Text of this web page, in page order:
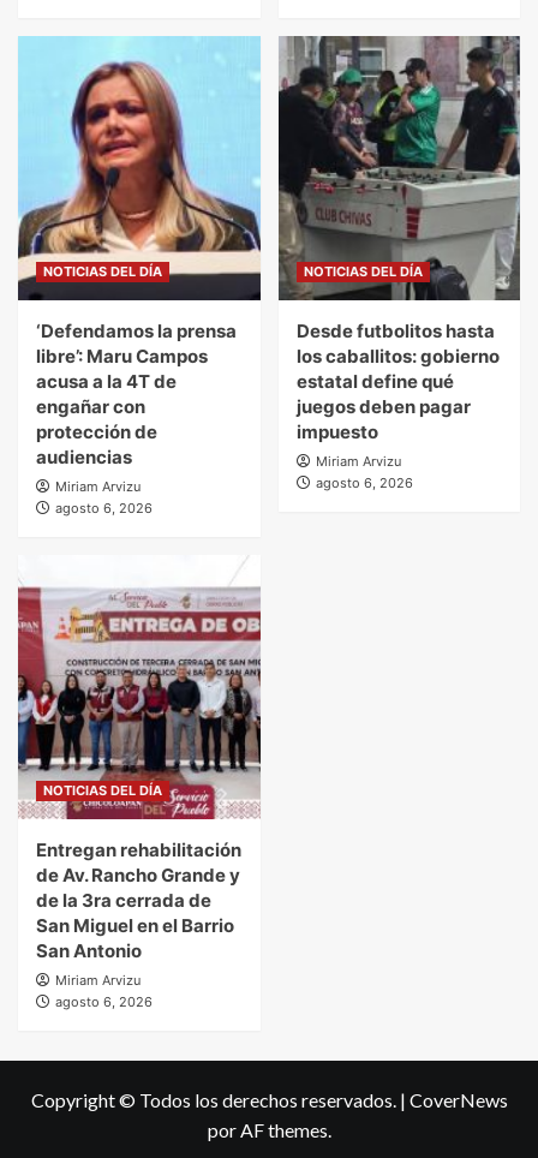
NOTICIAS DEL DÍA
‘Defendamos la prensa
libre’: Maru Campos
acusa a la 4T de
engañar con
protección de
audiencias
Miriam Arvizu
agosto 6, 2026
NOTICIAS DEL DÍA
Desde futbolitos hasta
los caballitos: gobierno
estatal define qué
juegos deben pagar
impuesto
Miriam Arvizu
agosto 6, 2026
NOTICIAS DEL DÍA
Entregan rehabilitación
de Av. Rancho Grande y
de la 3ra cerrada de
San Miguel en el Barrio
San Antonio
Miriam Arvizu
agosto 6, 2026
Copyright © Todos los derechos reservados. | CoverNews
por AF themes.